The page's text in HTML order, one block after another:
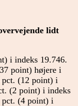
lidt
i indeks 19.746.
point) højere i
(12 point) i
(2 point) i indeks
pct. (4 point) i